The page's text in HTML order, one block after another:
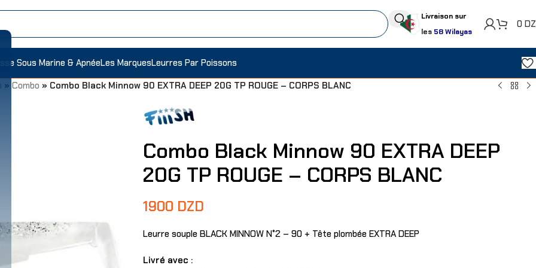
Livraison sur
les 58 Wilayas
0
Sous Marine & ApnéeLes MarquesLeurres Par Poissons
» Combo » Combo Black Minnow 90 EXTRA DEEP 20G TP ROUGE – CORPS BLANC
Combo Black Minnow 90 EXTRA DEEP
20G TP ROUGE – CORPS BLANC
1900 DZD
Leurre souple BLACK MINNOW N°2 – 90 + Tête plombée EXTRA DEEP
Livré avec :